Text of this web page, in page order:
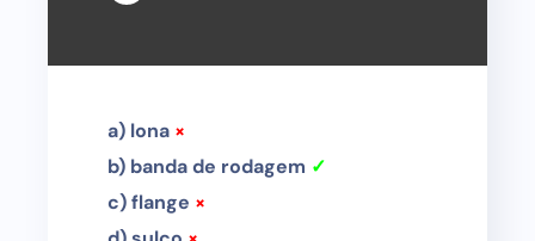
a) lona ×
b) banda de rodagem ✓
c) flange ×